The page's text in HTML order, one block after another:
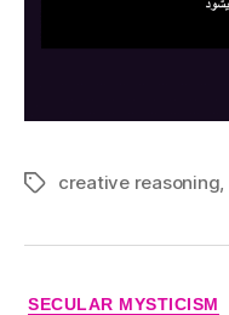
Tagscreative reasoning
SECULAR MYSTICISM